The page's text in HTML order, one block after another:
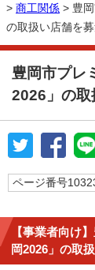
> 商工関係 > 豊
の取扱い店舗を
豊岡市プレ
2026」の取
ページ番号
【事業者向け
岡2026」の取